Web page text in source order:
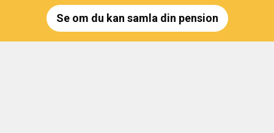
Se om du kan samla din pension